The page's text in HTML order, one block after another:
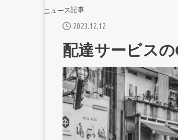
ニュース記事
2023.12.12
配達サービス